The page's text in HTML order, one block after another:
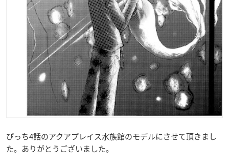
ぴっち4話のアクアプレイス水族館のモデルにさせて頂きまし
た。ありがとうございました。